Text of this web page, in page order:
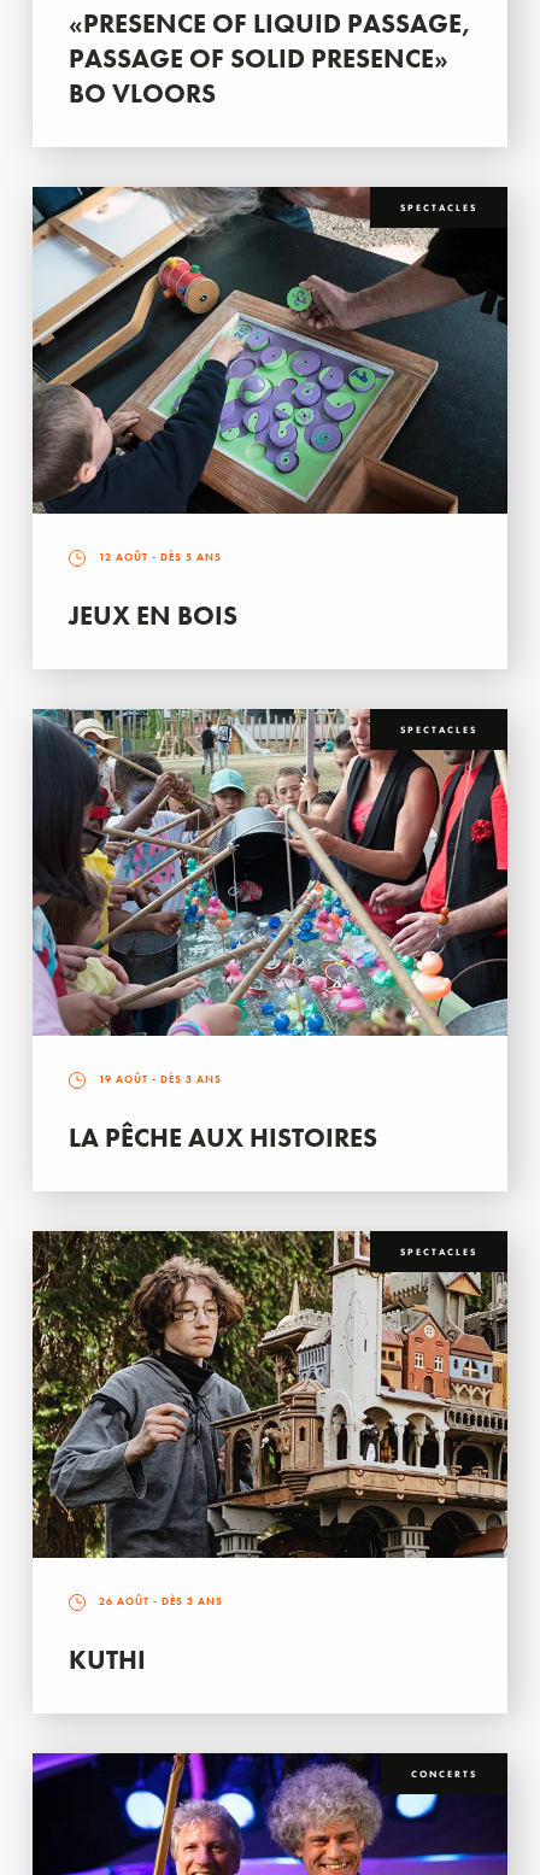
«PRESENCE OF LIQUID PASSAGE,
PASSAGE OF SOLID PRESENCE»
BO VLOORS
SPECTACLES
12 AOÛT - DÈS 5 ANS
JEUX EN BOIS
SPECTACLES
19 AOÛT - DÈS 3 ANS
LA PÊCHE AUX HISTOIRES
SPECTACLES
26 AOÛT - DÈS 3 ANS
KUTHI
CONCERTS